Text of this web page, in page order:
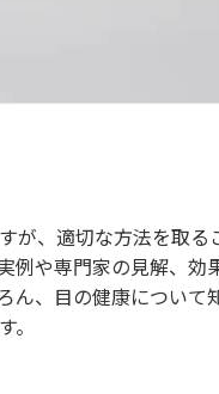
が、適切な方法を取
例や専門家の見解、
ん、目の健康につい